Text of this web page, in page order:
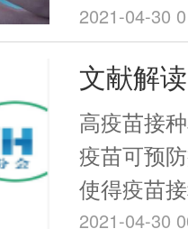
没必要接
2021-04-30
文献解
广东专
高疫苗接
疫苗可预
使得疫苗
疫力和群
2021-04-30